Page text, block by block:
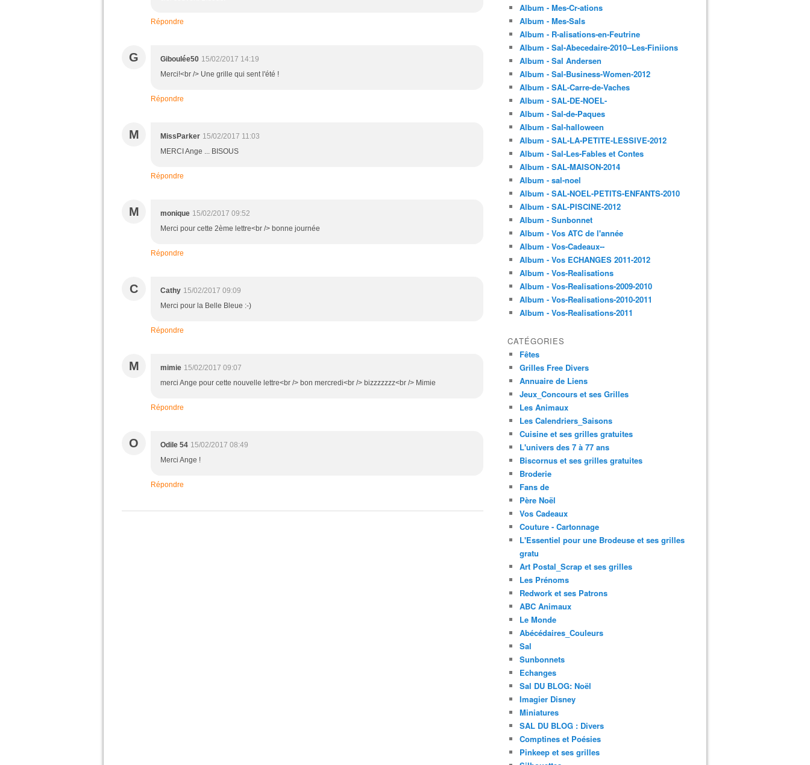
Répondre
G Giboulée50 15/02/2017 14:19
Merci!<br /> Une grille qui sent l'été !
Répondre
M MissParker 15/02/2017 11:03
MERCI Ange ... BISOUS
Répondre
M monique 15/02/2017 09:52
Merci pour cette 2ème lettre<br /> bonne journée
Répondre
C Cathy 15/02/2017 09:09
Merci pour la Belle Bleue :-)
Répondre
M mimie 15/02/2017 09:07
merci Ange pour cette nouvelle lettre<br /> bon mercredi<br /> bizzzzzzz<br /> Mimie
Répondre
O Odile 54 15/02/2017 08:49
Merci Ange !
Répondre
Album - Mes-Cr-ations
Album - Mes-Sals
Album - R-alisations-en-Feutrine
Album - Sal-Abecedaire-2010--Les-Finiions
Album - Sal Andersen
Album - Sal-Business-Women-2012
Album - SAL-Carre-de-Vaches
Album - SAL-DE-NOEL-
Album - Sal-de-Paques
Album - Sal-halloween
Album - SAL-LA-PETITE-LESSIVE-2012
Album - Sal-Les-Fables et Contes
Album - SAL-MAISON-2014
Album - sal-noel
Album - SAL-NOEL-PETITS-ENFANTS-2010
Album - SAL-PISCINE-2012
Album - Sunbonnet
Album - Vos ATC de l'année
Album - Vos-Cadeaux--
Album - Vos ECHANGES 2011-2012
Album - Vos-Realisations
Album - Vos-Realisations-2009-2010
Album - Vos-Realisations-2010-2011
Album - Vos-Realisations-2011
CATÉGORIES
Fêtes
Grilles Free Divers
Annuaire de Liens
Jeux_Concours et ses Grilles
Les Animaux
Les Calendriers_Saisons
Cuisine et ses grilles gratuites
L'univers des 7 à 77 ans
Biscornus et ses grilles gratuites
Broderie
Fans de
Père Noël
Vos Cadeaux
Couture - Cartonnage
L'Essentiel pour une Brodeuse et ses grilles
gratu
Art Postal_Scrap et ses grilles
Les Prénoms
Redwork et ses Patrons
ABC Animaux
Le Monde
Abécédaires_Couleurs
Sal
Sunbonnets
Echanges
Sal DU BLOG: Noël
Imagier Disney
Miniatures
SAL DU BLOG : Divers
Comptines et Poésies
Pinkeep et ses grilles